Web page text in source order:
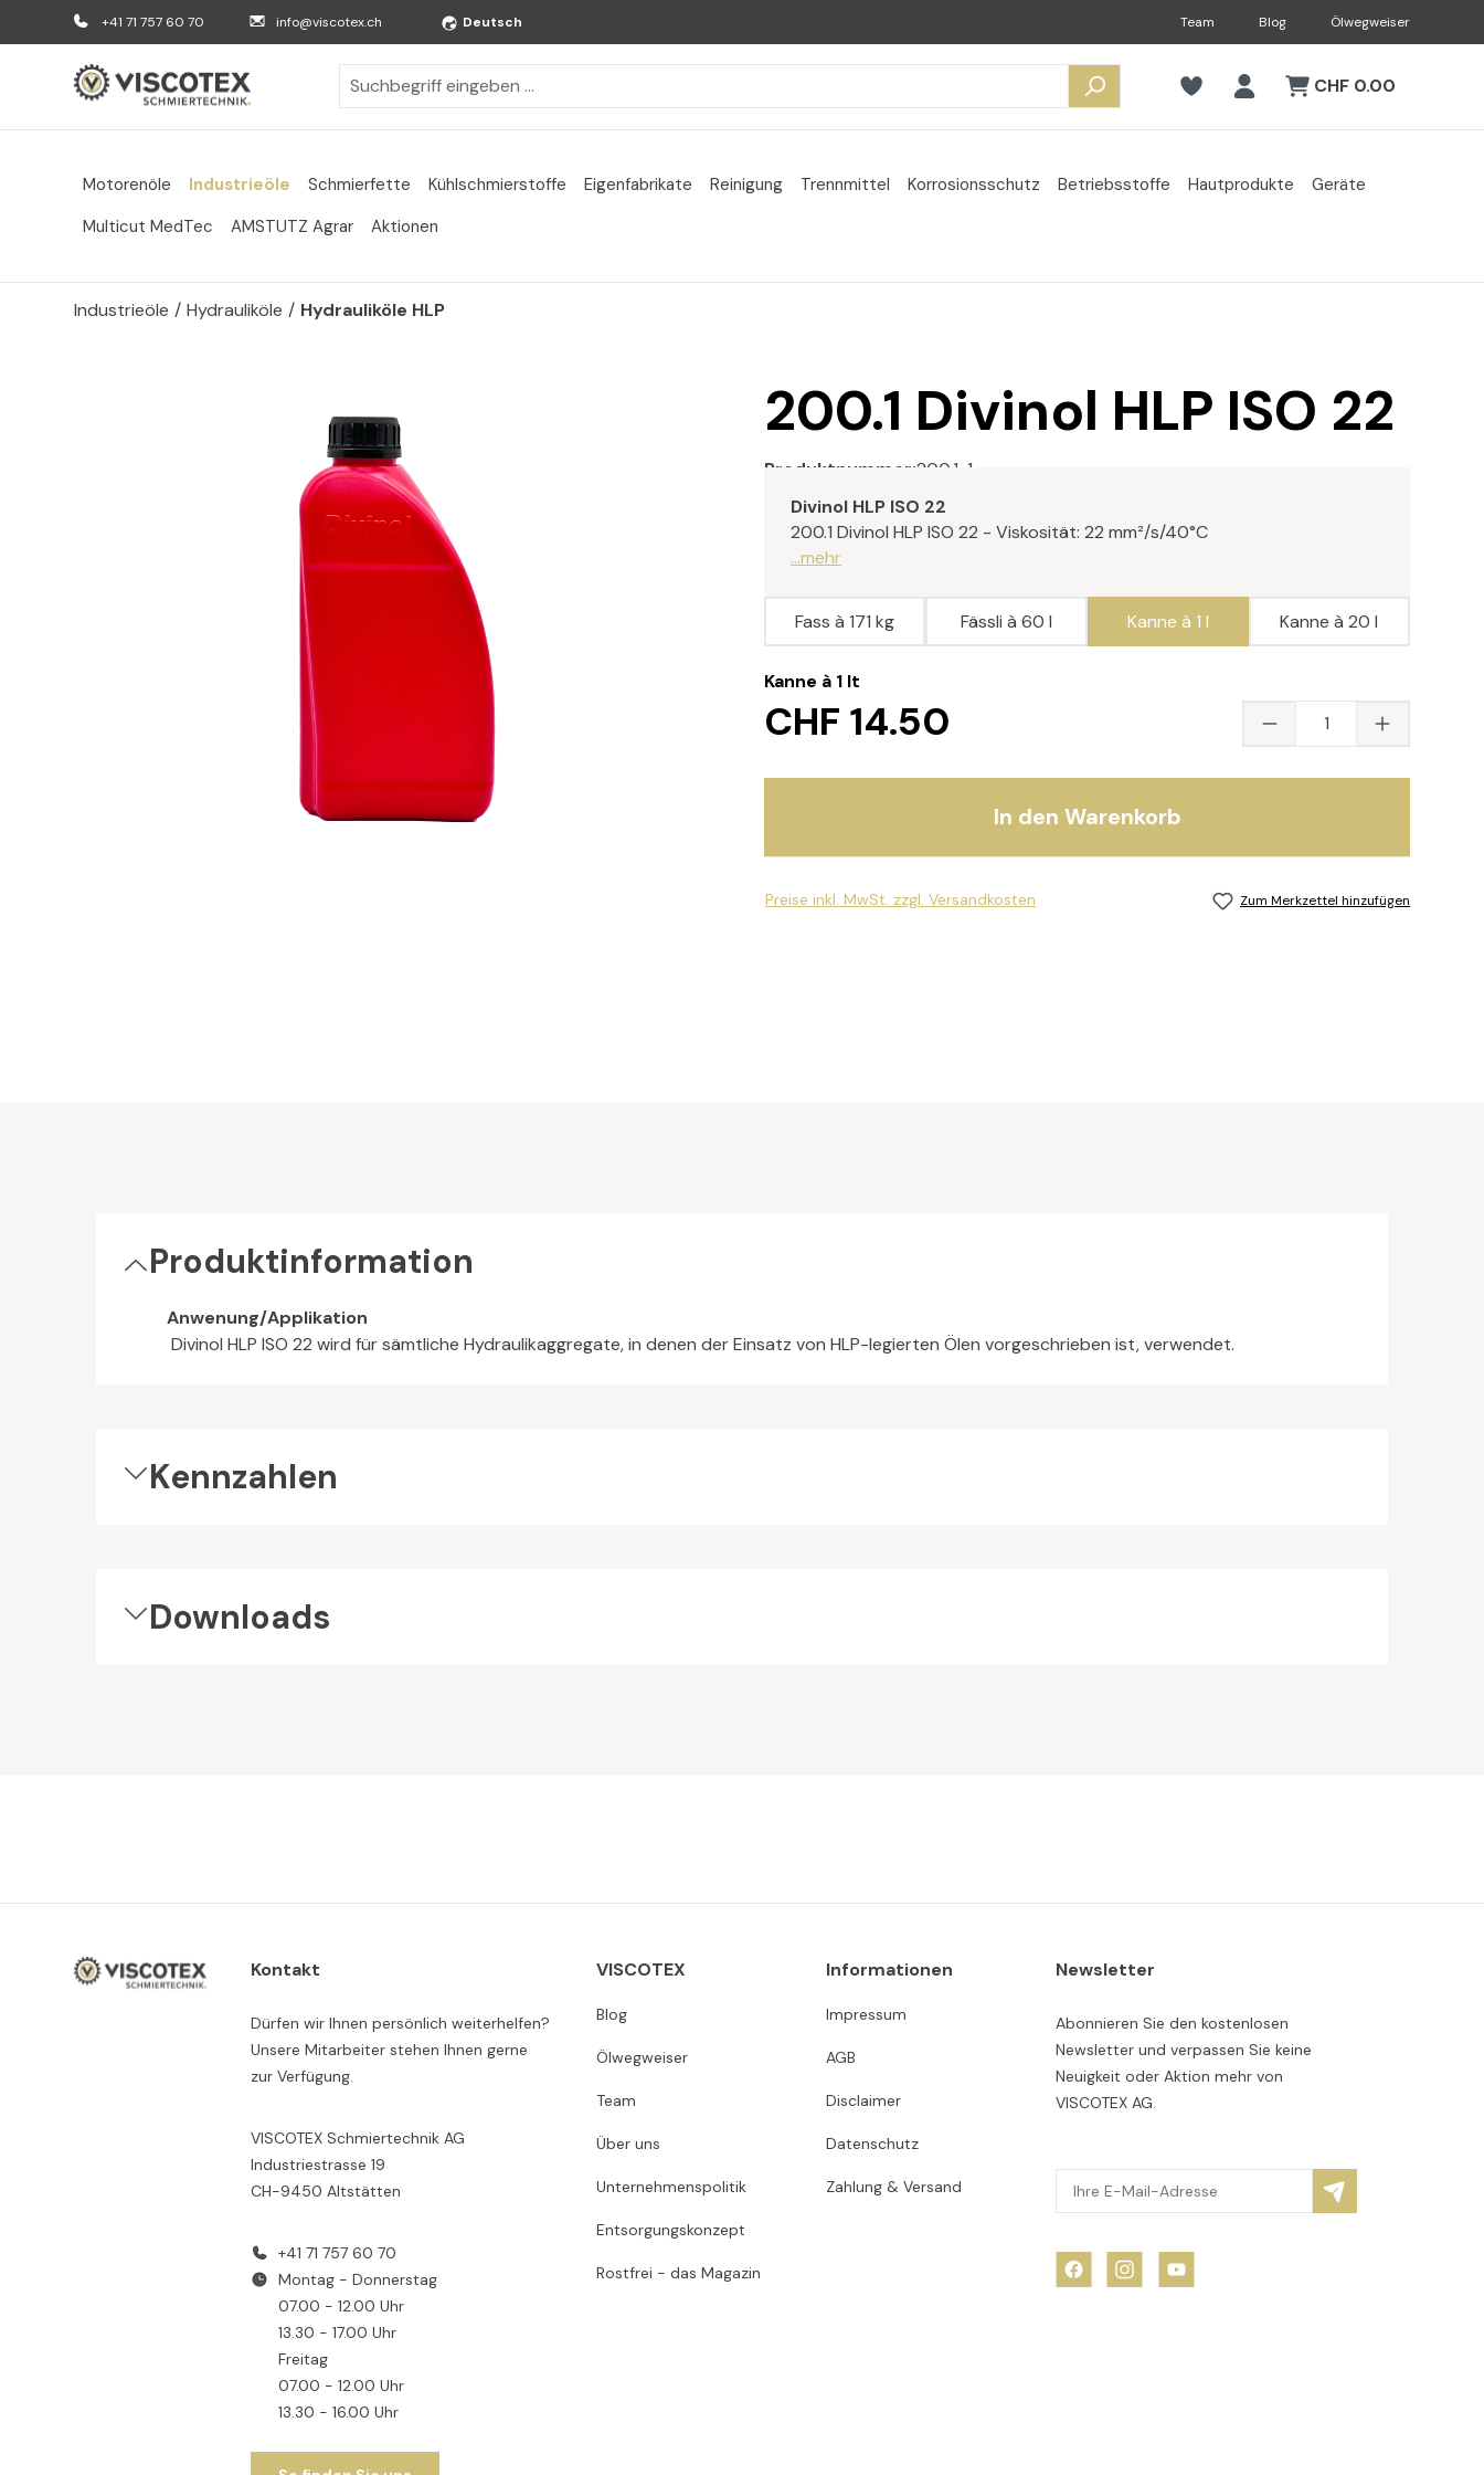
Hauptinhalt springen
Zur Suche springen
Zur Hauptnavigation springen
+41 71 757 60 70 info@viscotex.ch Deutsch Team Blog Ölwegweiser
CHF 0.00
Motorenöle Industrieöle Schmierfette Kühlschmierstoffe Eigenfabrikate Reinigung Trennmittel Korrosionsschutz Betriebsstoffe Hautprodukte
Geräte
Multicut MedTec
AMSTUTZ Agrar Aktionen
Industrieöle / Hydrauliköle / Hydrauliköle HLP
200.1 Divinol HLP ISO 22
Produktnummer:200.1-1
Divinol HLP ISO 22
200.1 Divinol HLP ISO 22 - Viskosität: 22 mm²/s/40°C
...mehr
Kanne à 1 lt
CHF 14.50
Fass à 171 kg Fässli à 60 l Kanne à 1 l Kanne à 20 l
Produkt Anzahl:
In den Warenkorb
Preise inkl. MwSt. zzgl. Versandkosten Zum Merkzettel hinzufügen
Produktinformation
Anwenung/Applikation
Divinol HLP ISO 22 wird für sämtliche Hydraulikaggregate, in denen der Einsatz von HLP-legierten Ölen vorgeschrieben ist, verwendet.
Kennzahlen
Downloads
Kontakt
Dürfen wir Ihnen persönlich weiterhelfen?
Unsere Mitarbeiter stehen Ihnen gerne
zur Verfügung.
VISCOTEX Schmiertechnik AG
Industriestrasse 19
CH-9450 Altstätten
+41 71 757 60 70
Montag - Donnerstag
07.00 - 12.00 Uhr
13.30 - 17.00 Uhr
Freitag
07.00 - 12.00 Uhr
13.30 - 16.00 Uhr
VISCOTEX
Blog
Ölwegweiser
Team
Über uns
Unternehmenspolitik
Entsorgungskonzept
Rostfrei - das Magazin
Informationen
Impressum
AGB
Disclaimer
Datenschutz
Zahlung & Versand
Newsletter
Abonnieren Sie den kostenlosen
Newsletter und verpassen Sie keine
Neuigkeit oder Aktion mehr von
VISCOTEX AG.